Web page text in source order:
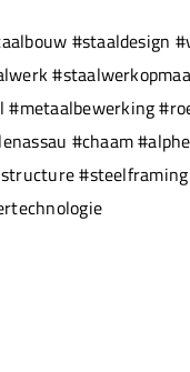
#staaldesign
#metaalbewerking
#chaam
#steelframing